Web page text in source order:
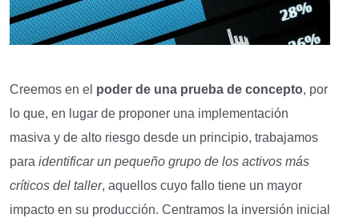
Creemos en el poder de una prueba de concepto, por
lo que, en lugar de proponer una implementación
masiva y de alto riesgo desde un principio, trabajamos
para identificar un pequeño grupo de los activos más
críticos del taller, aquellos cuyo fallo tiene un mayor
impacto en su producción. Centramos la inversión inicial